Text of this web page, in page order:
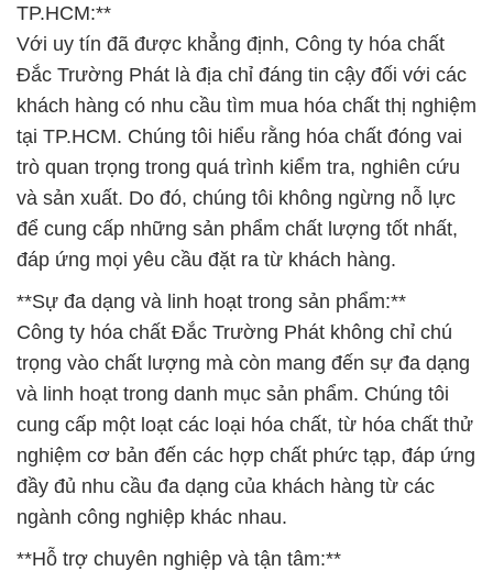
TP.HCM:**
Với uy tín đã được khẳng định, Công ty hóa chất
Đắc Trường Phát là địa chỉ đáng tin cậy đối với các
khách hàng có nhu cầu tìm mua hóa chất thị nghiệm
tại TP.HCM. Chúng tôi hiểu rằng hóa chất đóng vai
trò quan trọng trong quá trình kiểm tra, nghiên cứu
và sản xuất. Do đó, chúng tôi không ngừng nỗ lực
để cung cấp những sản phẩm chất lượng tốt nhất,
đáp ứng mọi yêu cầu đặt ra từ khách hàng.
**Sự đa dạng và linh hoạt trong sản phẩm:**
Công ty hóa chất Đắc Trường Phát không chỉ chú
trọng vào chất lượng mà còn mang đến sự đa dạng
và linh hoạt trong danh mục sản phẩm. Chúng tôi
cung cấp một loạt các loại hóa chất, từ hóa chất thử
nghiệm cơ bản đến các hợp chất phức tạp, đáp ứng
đầy đủ nhu cầu đa dạng của khách hàng từ các
ngành công nghiệp khác nhau.
**Hỗ trợ chuyên nghiệp và tận tâm:**